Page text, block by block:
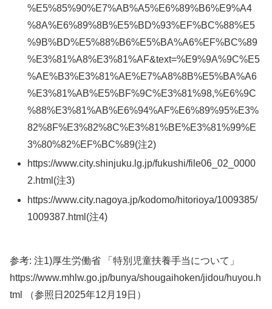
%E5%85%90%E7%AB%A5%E6%89%B6%E9%A4
%8A%E6%89%8B%E5%BD%93%EF%BC%88%E5
%9B%BD%E5%88%B6%E5%BA%A6%EF%BC%89
%E3%81%A8%E3%81%AF&text=%E9%9A%9C%E5
%AE%B3%E3%81%AE%E7%A8%8B%E5%BA%A6
%E3%81%AB%E5%BF%9C%E3%81%98,%E6%9C
%88%E3%81%AB%E6%94%AF%E6%89%95%E3%
82%8F%E3%82%8C%E3%81%BE%E3%81%99%E
3%80%82%EF%BC%89(注2)
https://www.city.shinjuku.lg.jp/fukushi/file06_02_0000
2.html(注3)
https://www.city.nagoya.jp/kodomo/hitorioya/1009385/
1009387.html(注4)
参考: 注1)厚生労働省 「特別児童扶養手当について」
https://www.mhlw.go.jp/bunya/shougaihoken/jidou/huyou.h
tml （参照日2025年12月19日）